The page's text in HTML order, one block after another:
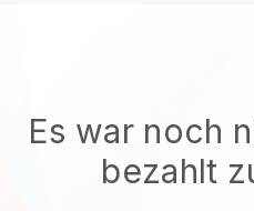
Es war noch
bezahlt